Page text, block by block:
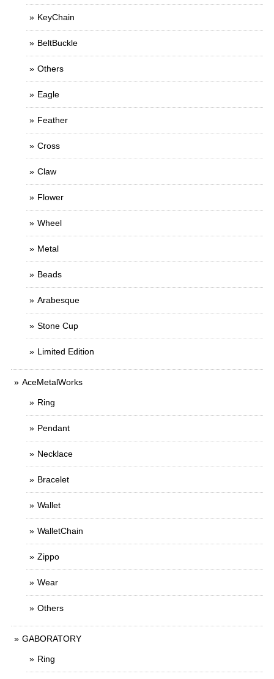
KeyChain
BeltBuckle
Others
Eagle
Feather
Cross
Claw
Flower
Wheel
Metal
Beads
Arabesque
Stone Cup
Limited Edition
AceMetalWorks
Ring
Pendant
Necklace
Bracelet
Wallet
WalletChain
Zippo
Wear
Others
GABORATORY
Ring